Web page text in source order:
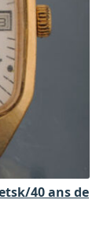
40 ans de